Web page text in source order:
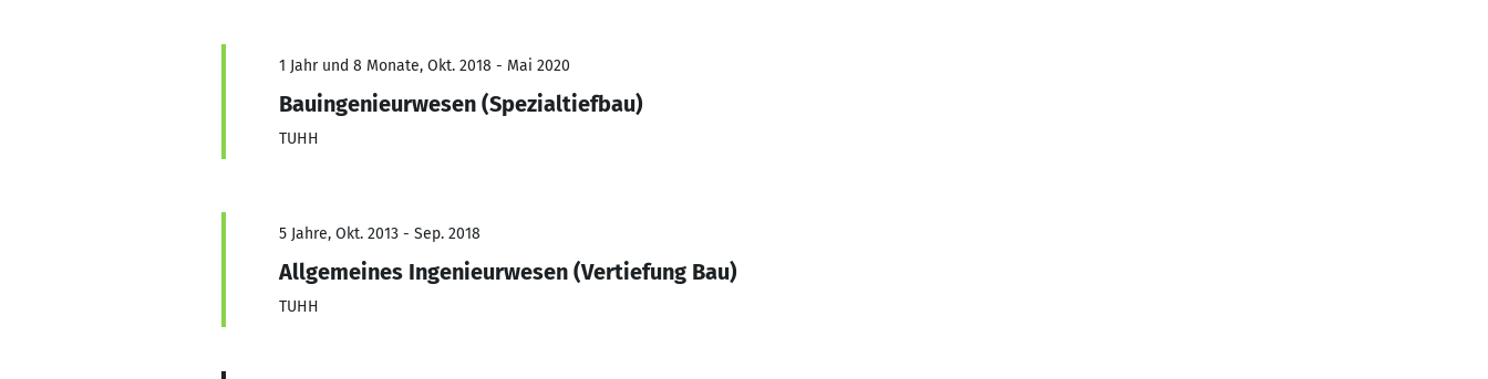
1 Jahr und 8 Monate, Okt. 2018 - Mai 2020
Bauingenieurwesen (Spezialtiefbau)
TUHH
5 Jahre, Okt. 2013 - Sep. 2018
Allgemeines Ingenieurwesen (Vertiefung Bau)
TUHH